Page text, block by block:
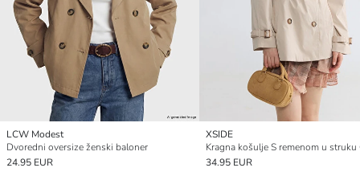
LCW Modest
Dvoredni oversize ženski baloner
24.95 EUR
XSIDE
34.95 EUR